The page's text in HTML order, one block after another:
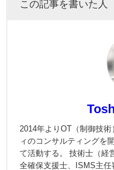
この記事を書いた人
2014年よりOT（制御技
ィのコンサルティングを
て活動する。 技術士（経
全確保支援士、ISMS主任